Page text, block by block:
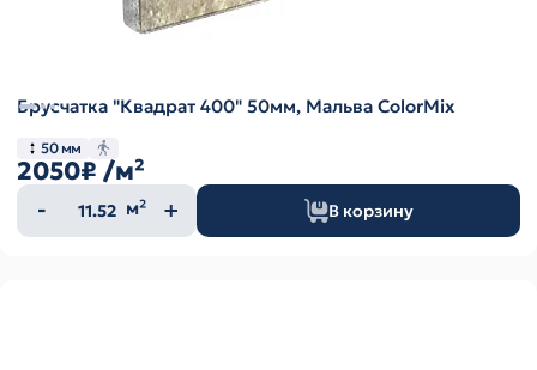
Брусчатка "Квадрат 400" 50мм, Мальва ColorMix
50 мм
2050₽ /м²
Количество
товара
м² В корзину